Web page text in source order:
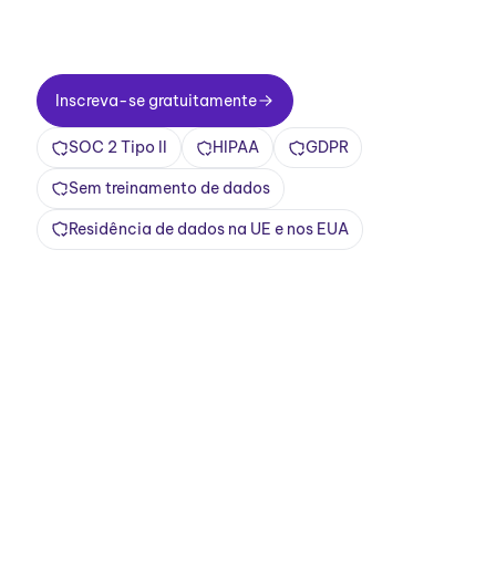
Inscreva-se gratuitamente
Inscreva-se gratuitamente
SOC 2 Tipo II HIPAA GDPR
Sem treinamento de dados
Residência de dados na UE e nos EUA